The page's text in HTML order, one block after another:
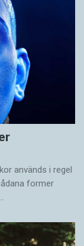
används i regel
­former